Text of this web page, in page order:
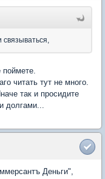
связываться,
поймете.
читать тут не много.
так и просидите
долгами...
Деньги",